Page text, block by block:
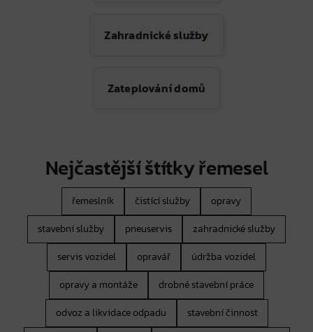
Zahradnické služby
Zateplování domů
Nejčastější štítky řemesel
řemeslník čistící služby
opravy
stavební služby
pneuservis
zahradnické služby
servis vozidel
opravář
údržba vozidel
opravy a montáže
drobné stavební práce
odvoz a likvidace odpadu
stavební činnost